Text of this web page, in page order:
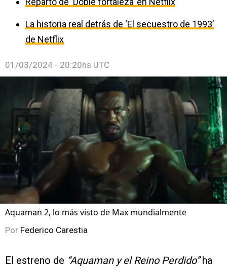
La historia real detrás de ‘El secuestro de 1993’
de Netflix
01/03/2024 - 20:20hs UTC
Aquaman 2, lo más visto de Max mundialmente
Por Federico Carestia
El estreno de “Aquaman y el Reino Perdido”ha